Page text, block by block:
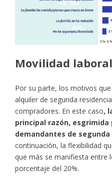
Movilidad
Por su parte, los motivos
alquiler de segunda
compradores. En este caso,
principal razón, esgrimida
demandantes de
continuación, la flexibilidad
que más se manifiesta entre
porcentaje del 20%.